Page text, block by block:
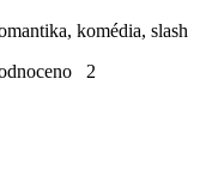
komédia, slash
2